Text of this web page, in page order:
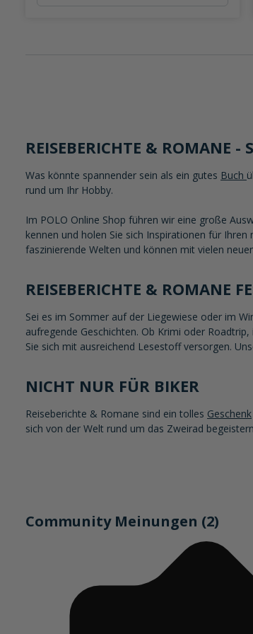
REISEBERICHTE & ROMANE
Was könnte spannender sein als ein gutes Buch
rund um Ihr Hobby.
Im POLO Online Shop führen wir eine große
kennen und holen Sie sich Inspirationen für
faszinierende Welten und können mit vielen
REISEBERICHTE & ROMANE
Sei es im Sommer auf der Liegewiese oder im
aufregende Geschichten. Ob Krimi oder
Sie sich mit ausreichend Lesestoff versorgen.
NICHT NUR FÜR BIKER
Reiseberichte & Romane sind ein tolles Geschenk
sich von der Welt rund um das Zweirad
Community Meinungen (2)